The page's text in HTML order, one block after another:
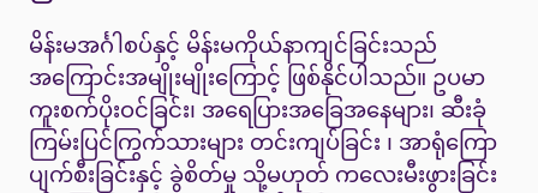
မိန်းမအင်္ဂါစပ်နှင့် မိန်းမကိုယ်နာကျင်ခြင်းသည်
အကြောင်းအမျိုးမျိုးကြောင့် ဖြစ်နိုင်ပါသည်။ ဥပမာ
ကူးစက်ပိုးဝင်ခြင်း၊ အရေပြားအခြေအနေများ၊ ဆီးခုံ
ကြမ်းပြင်ကြွက်သားများ တင်းကျပ်ခြင်း ၊ အာရုံကြော
ပျက်စီးခြင်းနှင့် ခွဲစိတ်မှု သို့မဟုတ် ကလေးမီးဖွားခြင်း